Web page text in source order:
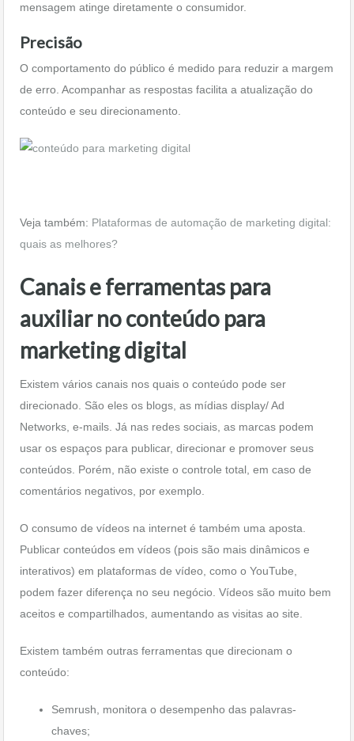
mensagem atinge diretamente o consumidor.
Precisão
O comportamento do público é medido para reduzir a margem
de erro. Acompanhar as respostas facilita a atualização do
conteúdo e seu direcionamento.
Veja também: Plataformas de automação de marketing digital:
quais as melhores?
Canais e ferramentas para
auxiliar no conteúdo para
marketing digital
Existem vários canais nos quais o conteúdo pode ser
direcionado. São eles os blogs, as mídias display/ Ad
Networks, e-mails. Já nas redes sociais, as marcas podem
usar os espaços para publicar, direcionar e promover seus
conteúdos. Porém, não existe o controle total, em caso de
comentários negativos, por exemplo.
O consumo de vídeos na internet é também uma aposta.
Publicar conteúdos em vídeos (pois são mais dinâmicos e
interativos) em plataformas de vídeo, como o YouTube,
podem fazer diferença no seu negócio. Vídeos são muito bem
aceitos e compartilhados, aumentando as visitas ao site.
Existem também outras ferramentas que direcionam o
conteúdo:
Semrush, monitora o desempenho das palavras-
chaves;